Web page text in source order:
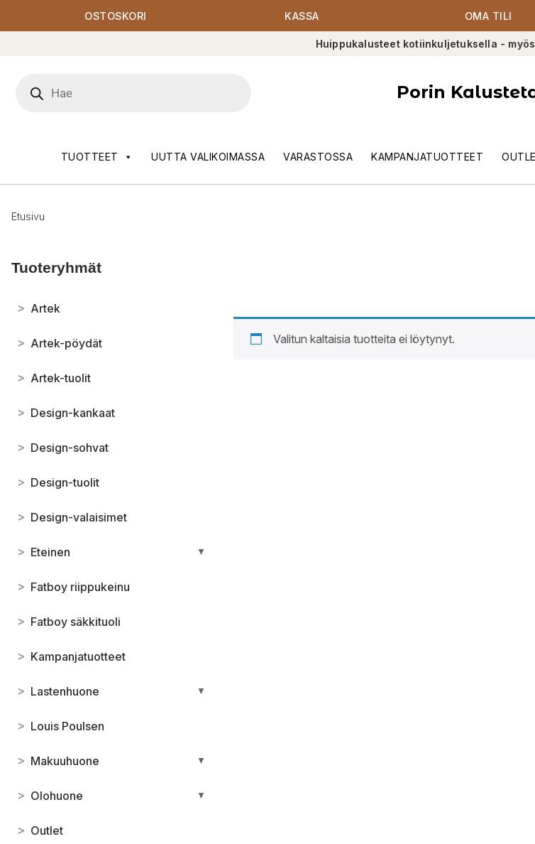
OSTOSKORI KASSA OMA TILI
Huippukalusteet kotiinkuljetuksella -
search
Porin
TUOTTEET UUTTA VALIKOIMASSA VARASTOSSA KAMPANJATUOTTEET
Etusivu
Tuoteryhmät
> Artek
> Artek-pöydät
> Artek-tuolit
> Design-kankaat
> Design-sohvat
> Design-tuolit
> Design-valaisimet
> Eteinen ▼
> Fatboy riippukeinu
> Fatboy säkkituoli
> Kampanjatuotteet
> Lastenhuone ▼
> Louis Poulsen
> Makuuhuone ▼
> Olohuone ▼
> Outlet
Valitun kaltaisia tuotteita ei löytynyt.